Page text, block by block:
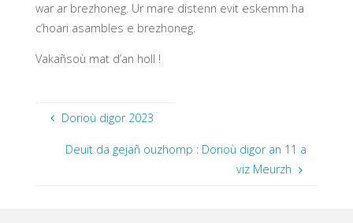
war ar brezhoneg. Ur mare distenn evit eskemm ha
c’hoari asambles e brezhoneg.
Vakañsoù mat d’an holl !
Dorioù digor 2023
Deuit da gejañ ouzhomp : Dorioù digor an 11 a
viz Meurzh